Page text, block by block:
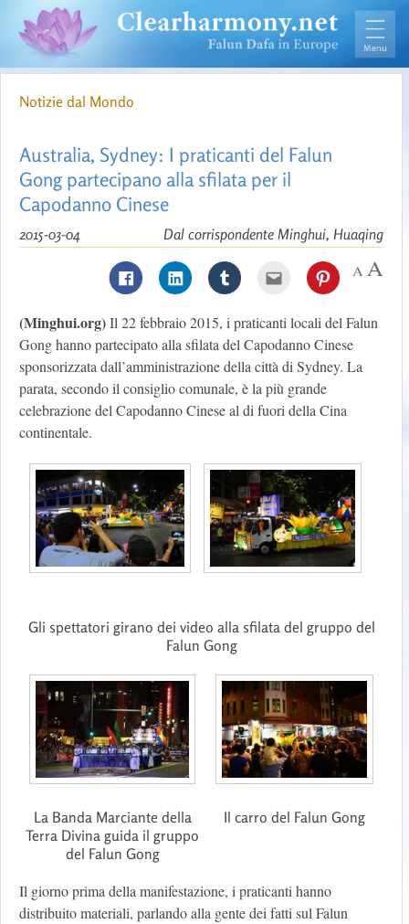
Notizie dal Mondo
Australia, Sydney: I praticanti del Falun
Gong partecipano alla sfilata per il
Capodanno Cinese
Dal corrispondente Minghui, Huaqing
2015-03-04
(Minghui.org)Il 22 febbraio 2015, i praticanti locali del Falun
Gong hanno partecipato alla sfilata del Capodanno Cinese
sponsorizzata dall’amministrazione della città di Sydney. La
parata, secondo il consiglio comunale, è la più grande
celebrazione del Capodanno Cinese al di fuori della Cina
continentale.
Gli spettatori girano dei video alla sfilata del gruppo del
Falun Gong
La Banda Marciante della
Terra Divina guida il gruppo
del Falun Gong
Il carro del Falun Gong
Il giorno prima della manifestazione, i praticanti hanno
distribuito materiali, parlando alla gente dei fatti sul Falun